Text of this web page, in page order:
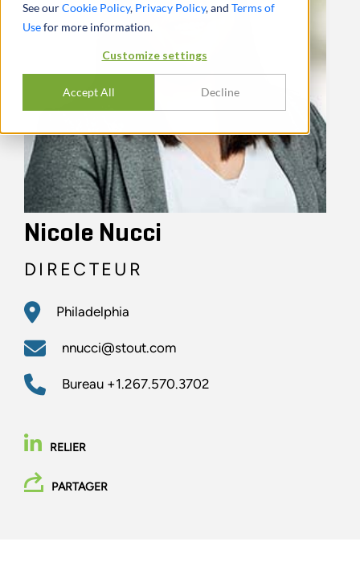
See ourCookie Policy, Privacy Policy, and Terms of
Usefor more information.
Customize settings
Accept All Decline
Nicole Nucci
DIRECTEUR
Philadelphia
nnucci@stout.com
Bureau +1.267.570.3702
RELIER
PARTAGER